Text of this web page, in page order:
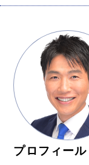
プロフィール